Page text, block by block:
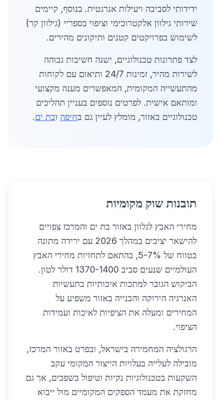
ידידותי לסביבה ויעילות אנרגטית. בנוסף, קיימים
שירותי גילוון אלקטרוכימי וציפוי בספריי (גילוון קר)
לשימוש בפרויקטים קטנים ותיקונים מהירים.
לצד פתרונות טכנולוגיים, ישנה חשיבות גבוהה
לשירות מהיר, זמינות 24/7 ותיאום עם לקוחות
מהתעשייה המקומית, המאפשרים מענה מקצועי
ומותאם אישית. לפרטים נוספים בעניין תהליכים
טכנולוגיים באזור, מומלץ לעיין גם בחיפה ובת ים.
תובנות שוק מקומיות
מחירי האבץ לגלוון באזור בת ים והמרכז צפויים
להישאר יציבים במהלך 2026 עם ירידה מתונה
בטווח של 5-7%, בהתאם לתחזיות מחירי האבץ
העולמיים שנעים סביב 1370-1400 דולר לטון.
הביקוש הגובר למתכות איכותיות בתעשיות
האנרגיה הירוקה והבנייה באזור משפיע על
המחירים ומעלה את הציפיות לאיכות ועמידות
הציפוי.
הרגולציה המחמירה בישראל, ובפרט באזור המרכז,
מובילה לעלייה בעלויות הייצור המקומי עקב
השקעות בטכנולוגיות נקיות וטיפול בשפכים, אך גם
מחזקת את מעמד הספקים המקומיים מול ייבוא